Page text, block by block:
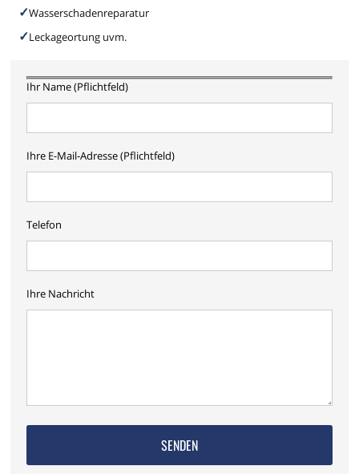
Wasserschadenreparatur
Leckageortung uvm.
Ihr Name (Pflichtfeld)
Ihre E-Mail-Adresse (Pflichtfeld)
Telefon
Ihre Nachricht